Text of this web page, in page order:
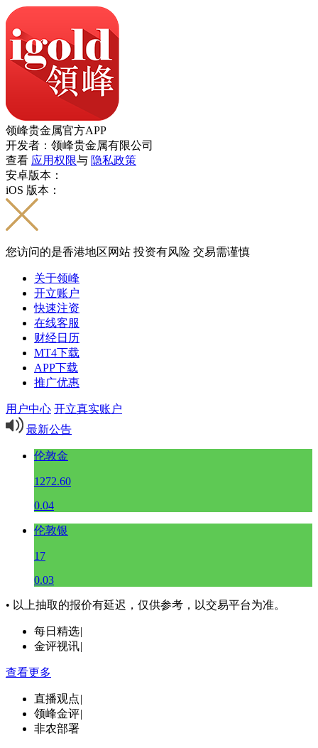
领峰贵金属官方APP
开发者：领峰贵金属有限公司
查看 应用权限与 隐私政策
安卓版本：
iOS 版本：
您访问的是香港地区网站 投资有风险 交易需谨慎
关于领峰
开立账户
快速注资
在线客服
财经日历
MT4下载
APP下载
推广优惠
用户中心 开立真实账户
最新公告
伦敦金
1272.60
0.04
伦敦银
17
0.03
• 以上抽取的报价有延迟，仅供参考，以交易平台为准。
每日精选|
金评视讯|
查看更多
直播观点|
领峰金评|
非农部署